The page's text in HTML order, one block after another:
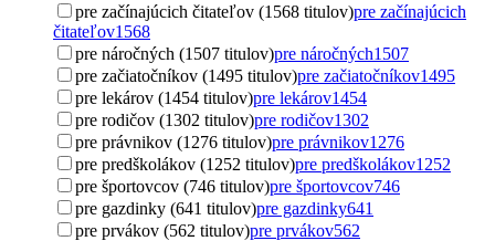
pre začínajúcich čitateľov (1568 titulov)pre začínajúcich
čitateľov1568
pre náročných (1507 titulov)pre náročných1507
pre začiatočníkov (1495 titulov)pre začiatočníkov1495
pre lekárov (1454 titulov)pre lekárov1454
pre rodičov (1302 titulov)pre rodičov1302
pre právnikov (1276 titulov)pre právnikov1276
pre predškolákov (1252 titulov)pre predškolákov1252
pre športovcov (746 titulov)pre športovcov746
pre gazdinky (641 titulov)pre gazdinky641
pre prvákov (562 titulov)pre prvákov562